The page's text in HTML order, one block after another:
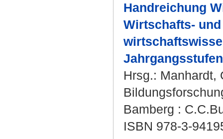
Handreichung
Wirtschafts-
Hrsg.: Manhardt,
Bamberg :
ISBN 978-3-